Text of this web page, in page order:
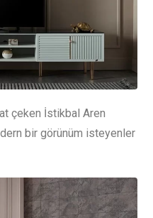
çeken İstikbal Aren
bir görünüm isteyenler